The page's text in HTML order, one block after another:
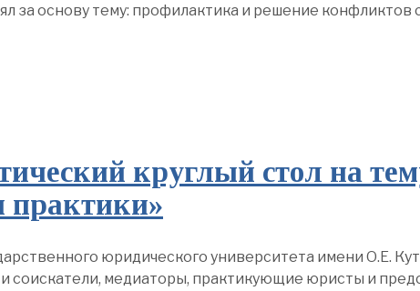
за основу тему: профилактика и решение конфликтов
круглый стол на
практики»
юридического университета имени О.Е.
соискатели, медиаторы, практикующие юристы и